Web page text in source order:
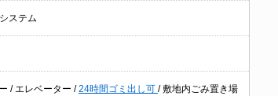
ステム
/ エレベーター /24時間ゴミ出し可 /敷地内ごみ置き場